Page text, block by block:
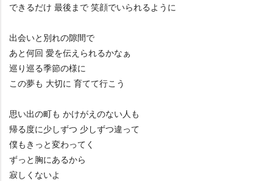
できるだけ 最後まで 笑顔でいられるように
出会いと別れの隙間で
あと何回 愛を伝えられるかなぁ
巡り巡る季節の様に
この夢も 大切に 育てて行こう
思い出の町も かけがえのない人も
帰る度に少しずつ 少しずつ違って
僕もきっと変わってく
ずっと胸にあるから
寂しくないよ